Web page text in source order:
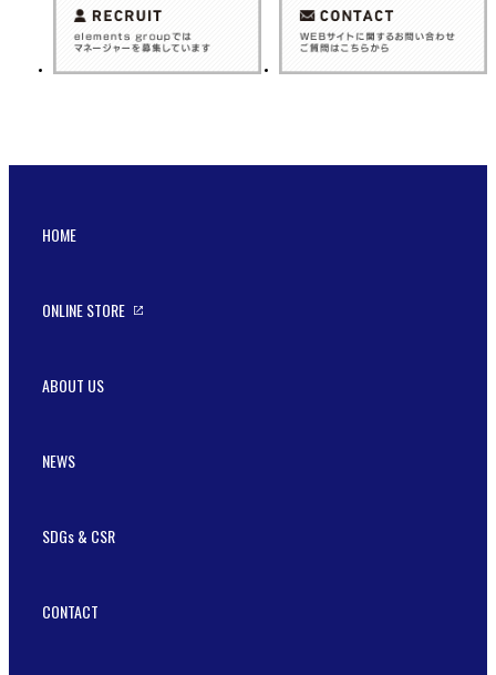
HOME
ONLINE STORE
ABOUT US
NEWS
SDGs & CSR
CONTACT